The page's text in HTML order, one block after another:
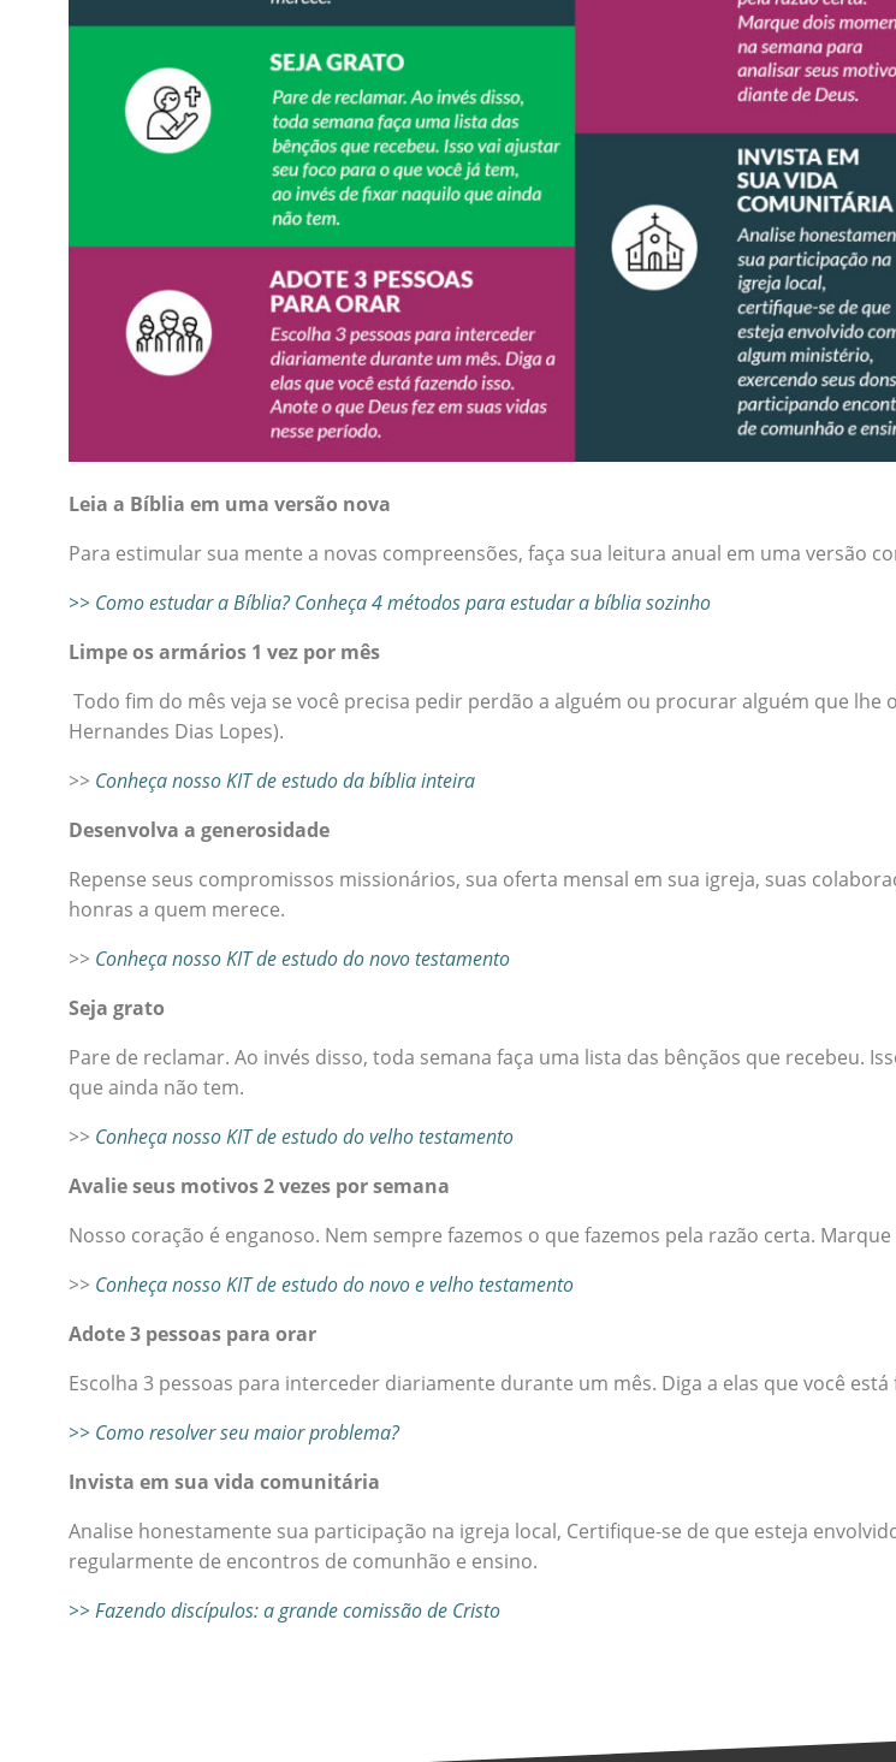
Leia a Bíblia em uma versão nova
Para estimular sua mente a novas compreensões, faça sua leitura anual em uma versão
>> Como estudar a Bíblia? Conheça 4 métodos para estudar a bíblia sozinho
Limpe os armários 1 vez por mês
Todo fim do mês veja se você precisa pedir perdão a alguém ou procurar alguém que lhe
Hernandes Dias Lopes).
>> Conheça nosso KIT de estudo da bíblia inteira
Desenvolva a generosidade
Repense seus compromissos missionários, sua oferta mensal em sua igreja, suas
honras a quem merece.
>> Conheça nosso KIT de estudo do novo testamento
Seja grato
Pare de reclamar. Ao invés disso, toda semana faça uma lista das bênçãos que recebeu.
que ainda não tem.
>> Conheça nosso KIT de estudo do velho testamento
Avalie seus motivos 2 vezes por semana
Nosso coração é enganoso. Nem sempre fazemos o que fazemos pela razão certa.
>> Conheça nosso KIT de estudo do novo e velho testamento
Adote 3 pessoas para orar
Escolha 3 pessoas para interceder diariamente durante um mês. Diga a elas que você
>> Como resolver seu maior problema?
Invista em sua vida comunitária
Analise honestamente sua participação na igreja local, Certifique-se de que esteja
regularmente de encontros de comunhão e ensino.
>> Fazendo discípulos: a grande comissão de Cristo